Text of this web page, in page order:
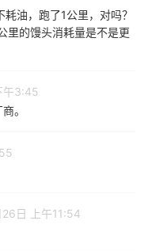
油，跑了1公里，对吗？
里的馒头消耗量是不是更
午3:45
。
日 上午11:54